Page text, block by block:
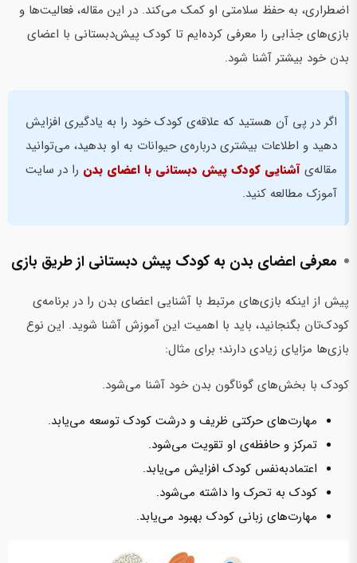
اضطراری، به حفظ سلامتی او کمک می‌کند. در این مقاله، فعالیت‌ها و
بازی‌های جذابی را معرفی کرده‌ایم تا کودک پیش‌دبستانی با اعضای
بدن خود بیشتر آشنا شود.
اگر در پی آن هستید که علاقه‌ی کودک‌ خود را به یادگیری افزایش
دهید و اطلاعات بیشتری درباره‌ی حیوانات به او بدهید، می‌توانید
مقاله‌ی آشنایی کودک پیش دبستانی با اعضای بدن را در سایت
آموزک مطالعه کنید.
معرفی اعضای بدن به کودک پیش دبستانی از طریق بازی
پیش از اینکه بازی‌های مرتبط با آشنایی اعضای بدن را در برنامه‌ی
کودک‌تان بگنجانید، باید با اهمیت این آموزش آشنا شوید. این نوع
بازی‌ها مزایای زیادی دارند؛ برای مثال:
کودک با بخش‌های گوناگون بدن خود آشنا می‌شود.
مهارت‌های حرکتی ظریف و درشت کودک توسعه می‌یابد.
تمرکز و حافظه‌ی او تقویت می‌شود.
اعتماد‌به‌نفس کودک افزایش می‌یابد.
کودک به تحرک وا داشته می‌شود.
مهارت‌های زبانی کودک بهبود می‌یابد.